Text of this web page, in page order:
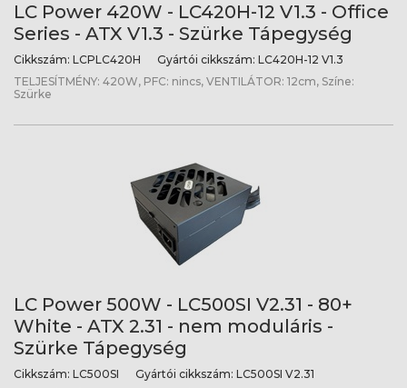
LC Power 420W - LC420H-12 V1.3 - Office
Series - ATX V1.3 - Szürke Tápegység
Cikkszám: LCPLC420H Gyártói cikkszám: LC420H-12 V1.3
TELJESÍTMÉNY: 420W, PFC: nincs, VENTILÁTOR: 12cm, Színe:
Szürke
LC Power 500W - LC500SI V2.31 - 80+
White - ATX 2.31 - nem moduláris -
Szürke Tápegység
Cikkszám: LC500SI Gyártói cikkszám: LC500SI V2.31